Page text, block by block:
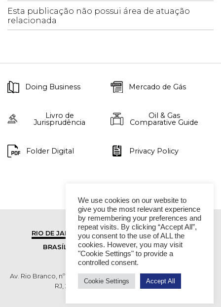
Esta publicação não possui área de atuação
relacionada
Doing Business Mercado de Gás
Livro de
Jurisprudência
Oil & Gas
Comparative Guide
Folder Digital Privacy Policy
RIO DE JANEIRO
SÃO PAULO
BRASÍLIA
VITÓRIA
Av. Rio Branco, nº 01, 14º andar - Ed. RB1- Centro, Rio de Janeiro -
RJ, 20090-003 TEL (55 21) 2276 6200
We use cookies on our website to
give you the most relevant experience
by remembering your preferences and
repeat visits. By clicking “Accept All”,
you consent to the use of ALL the
cookies. However, you may visit
"Cookie Settings" to provide a
controlled consent.
Cookie Settings Accept All